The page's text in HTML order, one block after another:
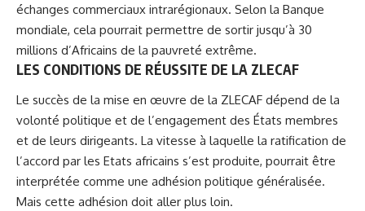
échanges commerciaux intrarégionaux. Selon la Banque
mondiale, cela pourrait permettre de sortir jusqu’à 30
millions d’Africains de la pauvreté extrême.
LES CONDITIONS DE RÉUSSITE DE LA ZLECAF
Le succès de la mise en œuvre de la ZLECAF dépend de la
volonté politique et de l’engagement des États membres
et de leurs dirigeants. La vitesse à laquelle la ratification de
l’accord par les Etats africains s’est produite, pourrait être
interprétée comme une adhésion politique généralisée.
Mais cette adhésion doit aller plus loin.